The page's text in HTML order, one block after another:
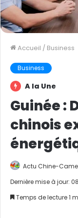
Accueil / Business
Business
A la Une
Guinée :
chinois
Actu Chine-
Dernière mise à jour:
Temps de lecture 1